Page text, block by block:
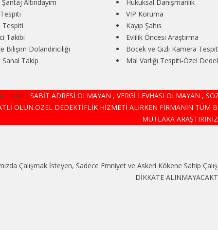
Altındayım
Tespiti
Takibi
Bilişim Dolandırıcılığı
Sanal Takip
Hukuksal Danışmanlık
VIP Koruma
Kayıp Şahıs
Evlilik Öncesi Araştırma
Böcek ve Gizli Kamera
Mal Varlığı Tespiti-Özel
UYARI: SABİT ADRESİ OLMAYAN , VERGİ LEVHASI OLMAYAN ,
OLUN.ÖZEL DEDEKTİFLİK HİZMETİ ALIRKEN FİRMANIN TÜM
MUTLAKA
Çalışmak İsteyen, Sadece Emniyet ve Askeri Kökene Sahip
DİKKATE